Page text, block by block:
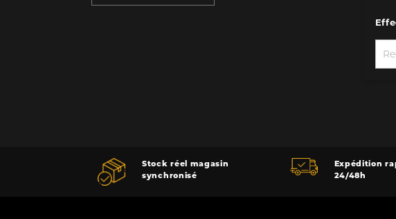
Stock réel magasin
synchronisé
Expédition
24/48h